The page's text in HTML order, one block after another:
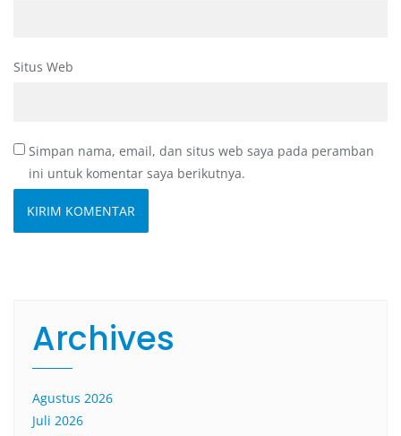
Situs Web
Simpan nama, email, dan situs web saya pada peramban
ini untuk komentar saya berikutnya.
Archives
Agustus 2026
Juli 2026